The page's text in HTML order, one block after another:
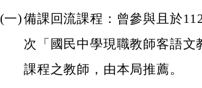
(一)備課回流課程：曾參與且於
次「國民中學現職教師客語文
課程之教師，由本局推薦。